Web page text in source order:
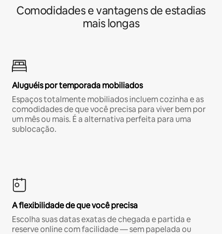
Comodidades e vantagens de estadias
mais longas
Aluguéis por temporada mobiliados
Espaços totalmente mobiliados incluem cozinha e as
comodidades de que você precisa para viver bem por
um mês ou mais. É a alternativa perfeita para uma
sublocação.
A flexibilidade de que você precisa
Escolha suas datas exatas de chegada e partida e
reserve online com facilidade — sem papelada ou